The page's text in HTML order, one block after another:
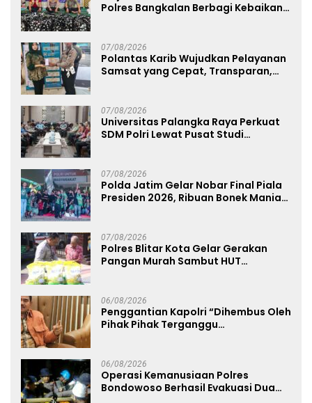
Polres Bangkalan Berbagi Kebaikan
07/08/2026
Polantas Karib Wujudkan Pelayanan
Samsat yang Cepat, Transparan,
07/08/2026
Universitas Palangka Raya Perkuat
SDM Polri Lewat Pusat Studi
07/08/2026
Polda Jatim Gelar Nobar Final Piala
Presiden 2026, Ribuan Bonek Mania
07/08/2026
Polres Blitar Kota Gelar Gerakan
Pangan Murah Sambut HUT
06/08/2026
Penggantian Kapolri “Dihembus Oleh
Pihak Pihak Terganggu
06/08/2026
Operasi Kemanusiaan Polres
Bondowoso Berhasil Evakuasi Dua